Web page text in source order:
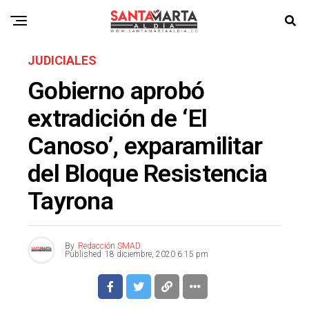
JUDICIALES
Gobierno aprobó
extradición de ‘El
Canoso’, exparamilitar
del Bloque Resistencia
Tayrona
By Redacción SMAD
Published 18 diciembre, 2020 6:15 pm